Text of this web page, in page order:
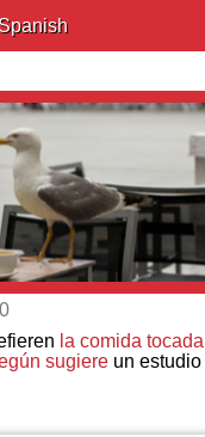
la comida tocada
sugiereun estudio